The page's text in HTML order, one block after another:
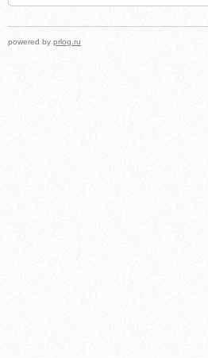
powered by prlog.ru